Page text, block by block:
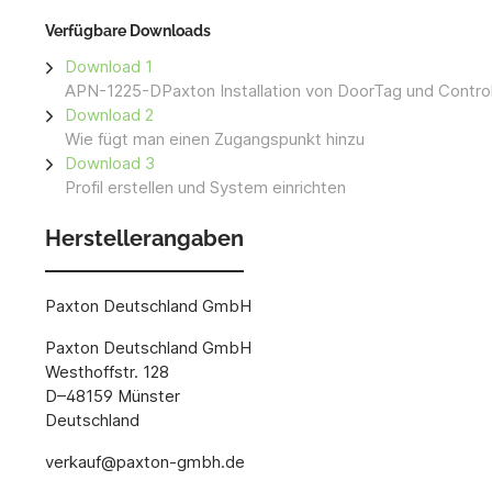
Verfügbare Downloads
Download 1
APN-1225-DPaxton Installation von DoorTag und
Download 2
Wie fügt man einen Zugangspunkt hinzu
Download 3
Profil erstellen und System einrichten
Herstellerangaben
Paxton Deutschland GmbH
Paxton Deutschland GmbH
Westhoffstr. 128
D–48159 Münster
Deutschland
verkauf@paxton-gmbh.de